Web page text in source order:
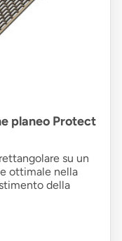
planeo Protect
su un
ottimale nella
della